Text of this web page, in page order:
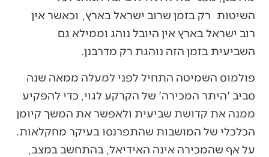
השיטות רק בזמן שרוב ישראל בארץ, וכאשר אין
רוב ישראל בארץ אין היובל נוהג וממילא גם
השביעית בזמן הזה נוהגת רק מדרבנן.
פולמוס השמיטה התחיל לפני למעלה ממאה שנה
סביב 'היתר המכירה' של הקרקע לגוי, כדי להפקיע
ממנה את קדושת שביעית ולאפשר את המשך קיומן
הכלכלי של המושבות שהתפרנסו בעיקר מחקלאות.
על אף שהמכירה אינה האידיאל, בהתחשב במצב,